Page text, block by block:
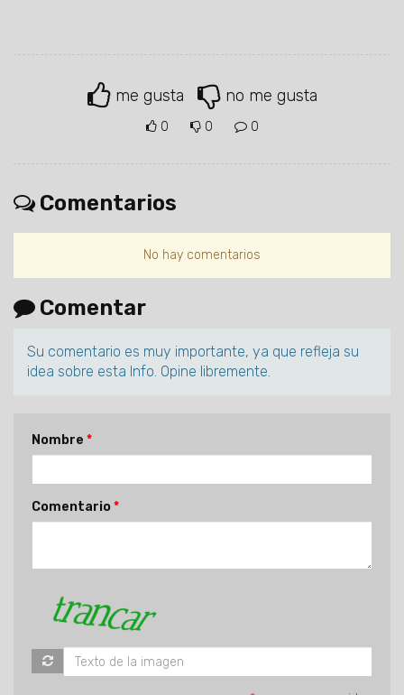
me gusta no me gusta
0 0 0
Comentarios
No hay comentarios
Comentar
Su comentario es muy importante, ya que refleja su
idea sobre esta Info. Opine libremente.
Nombre
Comentario